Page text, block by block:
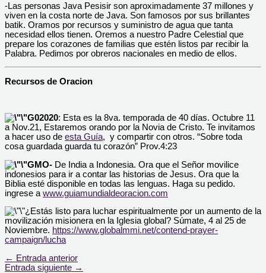
-Las personas Java Pesisir son aproximadamente 37 millones y
viven en la costa norte de Java. Son famosos por sus brillantes
batik. Oramos por recursos y suministro de agua que tanta
necesidad ellos tienen. Oremos a nuestro Padre Celestial que
prepare los corazones de familias que estén listos par recibir la
Palabra. Pedimos por obreros nacionales en medio de ellos.
Recursos de Oracion
G02020: Esta es la 8va. temporada de 40 días. Octubre 11
a Nov.21, Estaremos orando por la Novia de Cristo. Te invitamos
a hacer uso de esta Guía, y compartir con otros. “Sobre toda
cosa guardada guarda tu corazón” Prov.4:23
GMO- De India a Indonesia. Ora que el Señor movilice
indonesios para ir a contar las historias de Jesus. Ora que la
Biblia esté disponible en todas las lenguas. Haga su pedido.
ingrese a www.guiamundialdeoracion.com
¿Estás listo para luchar espiritualmente por un aumento de la
movilización misionera en la Iglesia global? Súmate, 4 al 25 de
Noviembre. https://www.globalmmi.net/contend-prayer-
campaign/lucha
← Entrada anterior
Entrada siguiente →